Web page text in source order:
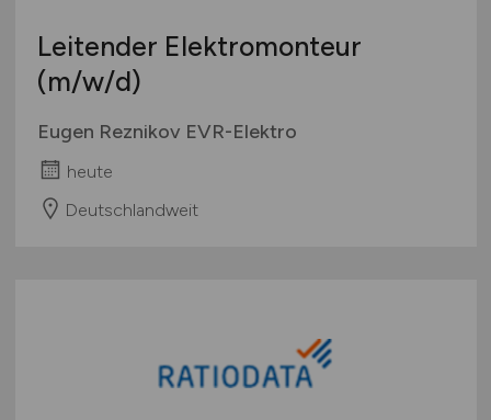
Leitender Elektromonteur
(m/w/d)
Eugen Reznikov EVR-Elektro
heute
Deutschlandweit